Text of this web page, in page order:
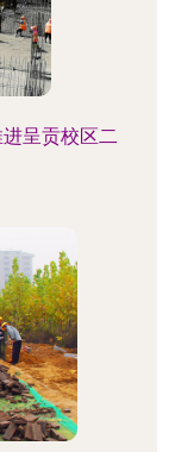
呈贡校区二